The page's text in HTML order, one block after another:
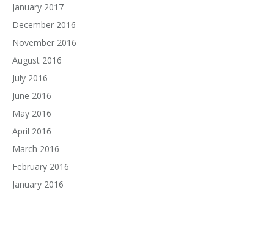
January 2017
December 2016
November 2016
August 2016
July 2016
June 2016
May 2016
April 2016
March 2016
February 2016
January 2016